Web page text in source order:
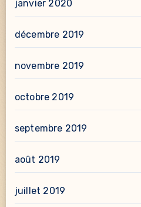
janvier 2020
décembre 2019
novembre 2019
octobre 2019
septembre 2019
août 2019
juillet 2019